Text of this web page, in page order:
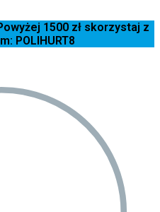
1500 zł skorzystaj z
POLIHURT8